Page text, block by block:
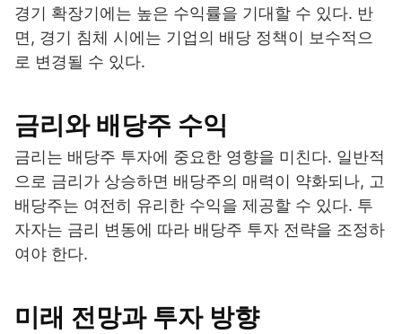
경기 확장기에는 높은 수익률을 기대할 수 있다. 반
면, 경기 침체 시에는 기업의 배당 정책이 보수적으
로 변경될 수 있다.
금리와 배당주 수익
금리는 배당주 투자에 중요한 영향을 미친다. 일반적
으로 금리가 상승하면 배당주의 매력이 약화되나, 고
배당주는 여전히 유리한 수익을 제공할 수 있다. 투
자자는 금리 변동에 따라 배당주 투자 전략을 조정하
여야 한다.
미래 전망과 투자 방향